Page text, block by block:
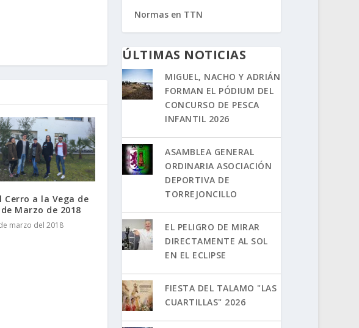
Cerro a la Vega de
Marzo de 2018
marzo del 2018
Normas en TTN
ÚLTIMAS NOTICIAS
MIGUEL, NACHO Y ADRIÁN
FORMAN EL PÓDIUM DEL
CONCURSO DE PESCA
INFANTIL 2026
ASAMBLEA GENERAL
ORDINARIA ASOCIACIÓN
DEPORTIVA DE
TORREJONCILLO
EL PELIGRO DE MIRAR
DIRECTAMENTE AL SOL
EN EL ECLIPSE
FIESTA DEL TALAMO "LAS
CUARTILLAS" 2026